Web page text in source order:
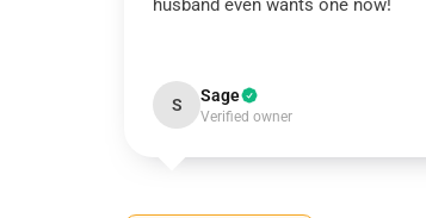
husband even wants one now!
S Sage
Verified owner